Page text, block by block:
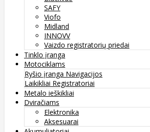
SAFY
Viofo
Midland
INNOVV
Vaizdo registratorių priedai
Tinklo įranga
Motociklams
Ryšio įranga Navigacijos
Laikikliai Registratoriai
Metalo ieškikliai
Dviračiams
Elektronika
Aksesuarai